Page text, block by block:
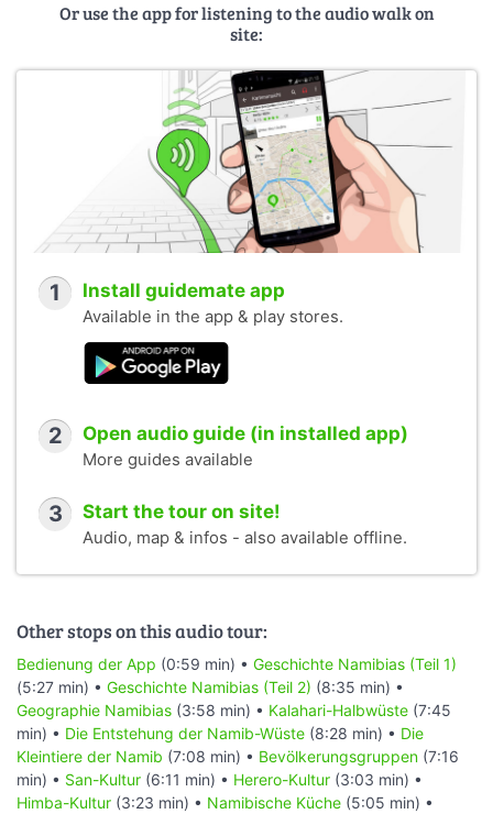
Or use the app for listening to the audio walk on
site:
1 Install guidemate app
Available in the app & play stores.
2 Open audio guide (in installed app)
More guides available
3 Start the tour on site!
Audio, map & infos - also available offline.
Other stops on this audio tour:
Bedienung der App (0:59 min) • Geschichte Namibias (Teil 1)
(5:27 min) • Geschichte Namibias (Teil 2) (8:35 min) •
Geographie Namibias (3:58 min) • Kalahari-Halbwüste (7:45
min) • Die Entstehung der Namib-Wüste (8:28 min) • Die
Kleintiere der Namib (7:08 min) • Bevölkerungsgruppen (7:16
min) • San-Kultur (6:11 min) • Herero-Kultur (3:03 min) •
Himba-Kultur (3:23 min) • Namibische Küche (5:05 min) •